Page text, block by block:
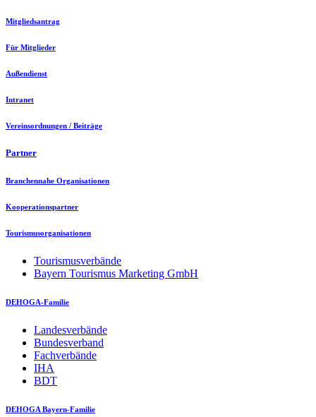
Mitgliedsantrag
Für Mitglieder
Außendienst
Intranet
Vereinsordnungen / Beiträge
Partner
Branchennahe Organisationen
Kooperationspartner
Tourismusorganisationen
Tourismusverbände
Bayern Tourismus Marketing GmbH
DEHOGA-Familie
Landesverbände
Bundesverband
Fachverbände
IHA
BDT
DEHOGA Bayern-Familie